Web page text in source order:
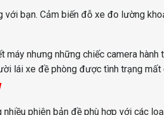
bạn. Cảm biến đỗ xe đo lường
nhưng những chiếc camera
lái xe đề phòng được tình trạng